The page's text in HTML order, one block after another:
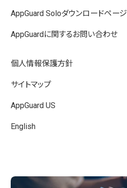
AppGuard Soloダウンロードページ
AppGuardに関するお問い合わせ
個人情報保護方針
サイトマップ
AppGuard US
English